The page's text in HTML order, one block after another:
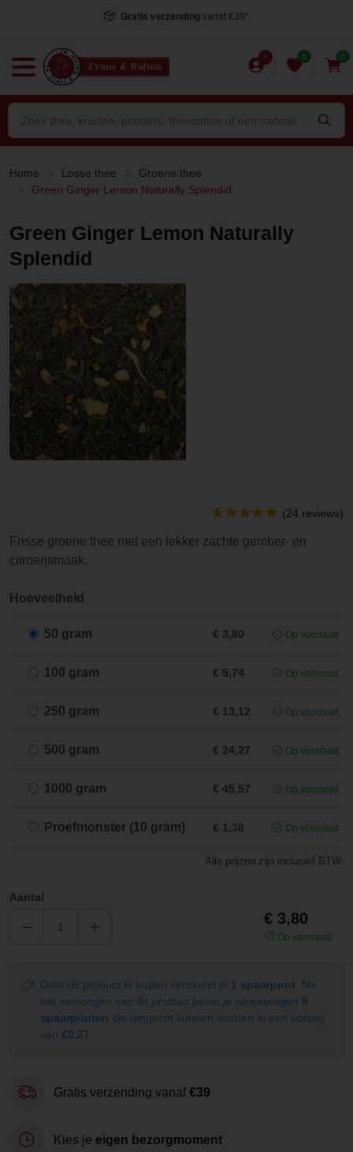
Gratis verzending vanaf €39*
0 0
Home Losse thee
Groene thee
Green Ginger Lemon Naturally Splendid
Green Ginger Lemon Naturally
Splendid
(24 reviews)
Frisse groene thee met een lekker zachte gember- en
citroensmaak.
Hoeveelheid
50 gram € 3,80 Op voorraad
100 gram € 5,74 Op voorraad
250 gram € 13,12 Op voorraad
500 gram € 24,27 Op voorraad
1000 gram € 45,57 Op voorraad
Proefmonster (10 gram) € 1,38 Op voorraad
Alle prijzen zijn inclusief BTW.
Aantal
€ 3,80
Op voorraad
Door dit product te kopen verzamel je 1 spaarpunt . Na
het toevoegen van dit product bevat je winkelwagen 9
spaarpunten die omgezet kunnen worden in een korting
van €0,27
Gratis verzending vanaf €39
Kies je eigen bezorgmoment